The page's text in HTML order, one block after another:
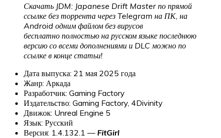
Скачать JDM: Japanese Drift Master по прямой
ссылке без торрента через Telegram на ПК, на
Android одним файлом без вирусов
бесплатно полностью на русском языке последнюю
версию со всеми дополнениями и DLC можно по
ссылке в конце статьи!
Дата выпуска: 21 мая 2025 года
Жанр: Аркада
Разработчик: Gaming Factory
Издательство: Gaming Factory, 4Divinity
Движок: Unreal Engine 5
Язык: Русский
Версия: 1.4.132.1 — FitGirl